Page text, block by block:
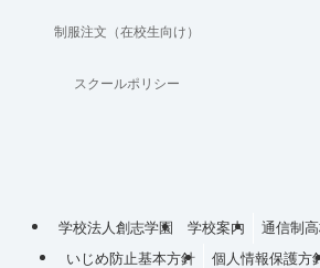
制服注文（在校生向け）
スクールポリシー
学校法人創志学園 学校案内 通信制
いじめ防止基本方針
個人情報保護方